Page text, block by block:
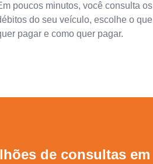
poucos minutos, você consulta os
do seu veículo, escolhe o que
pagar e como quer pagar.
de consultas em